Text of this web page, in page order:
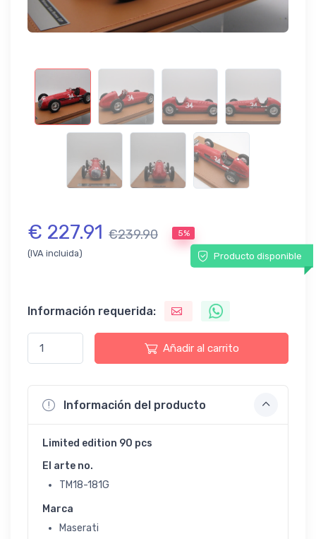
€ 227.91 €239.90 5%
(IVA incluida) Producto disponible
Información requerida:
Añadir al carrito
Información del producto
Limited edition 90 pcs
El arte no.
TM18-181G
Marca
Maserati